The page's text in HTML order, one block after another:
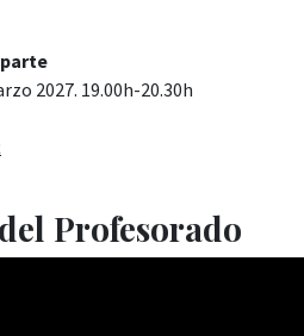
2027. 19.00h-20.30h
Profesorado